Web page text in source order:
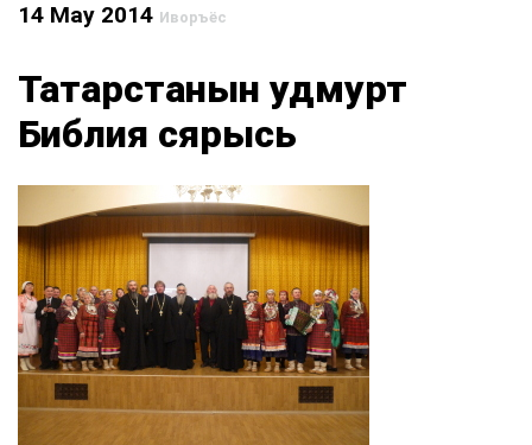
14 May 2014 Иворъёс
Татарстанын удмурт
Библия сярысь